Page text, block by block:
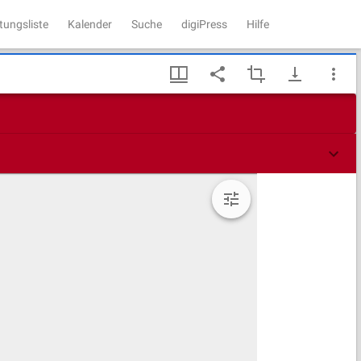
Kalender Suche digiPress Hilfe